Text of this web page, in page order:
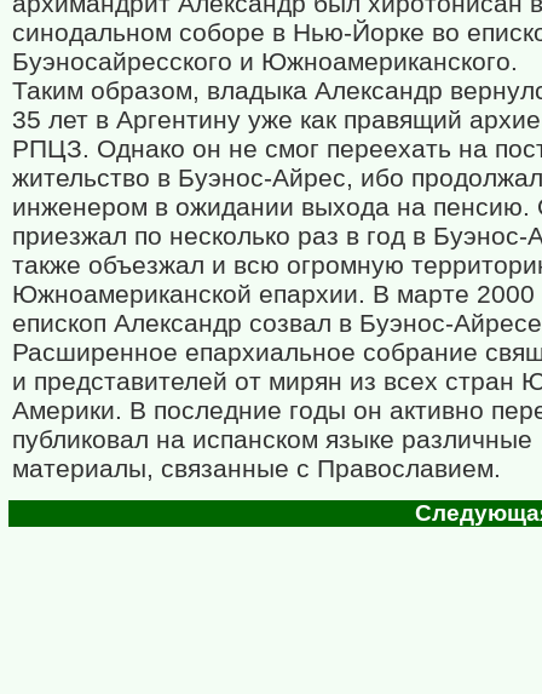
синодальном соборе в Нью-Йорке во
Буэносайресского и Южноамериканского.
Таким образом, владыка Александр
35 лет в Аргентину уже как правящий
РПЦЗ. Однако он не смог переехать на
жительство в Буэнос-Айрес, ибо
инженером в ожидании выхода на пенсию.
приезжал по несколько раз в год в Буэнос-
также объезжал и всю огромную
Южноамериканской епархии. В марте 2000
епископ Александр созвал в Буэнос-Айресе
Расширенное епархиальное собрание
и представителей от мирян из всех стран
Америки. В последние годы он активно
публиковал на испанском языке различные
материалы, связанные с Православием.